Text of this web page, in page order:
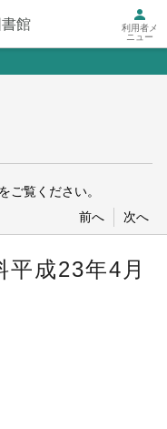
館
利用者メ
ニュー
をご覧ください。
前へ 次へ
平成23年4月